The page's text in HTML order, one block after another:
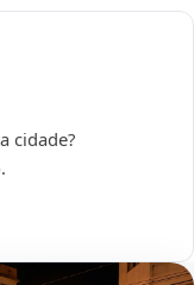
cidade?